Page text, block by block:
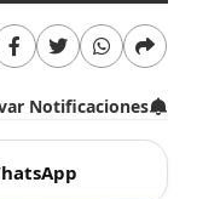
Notificaciones